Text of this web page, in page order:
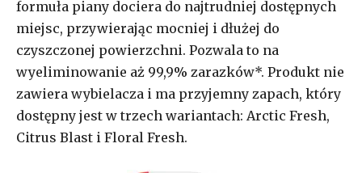
formuła piany dociera do najtrudniej dostępnych
miejsc, przywierając mocniej i dłużej do
czyszczonej powierzchni. Pozwala to na
wyeliminowanie aż 99,9% zarazków*. Produkt nie
zawiera wybielacza i ma przyjemny zapach, który
dostępny jest w trzech wariantach: Arctic Fresh,
Citrus Blast i Floral Fresh.